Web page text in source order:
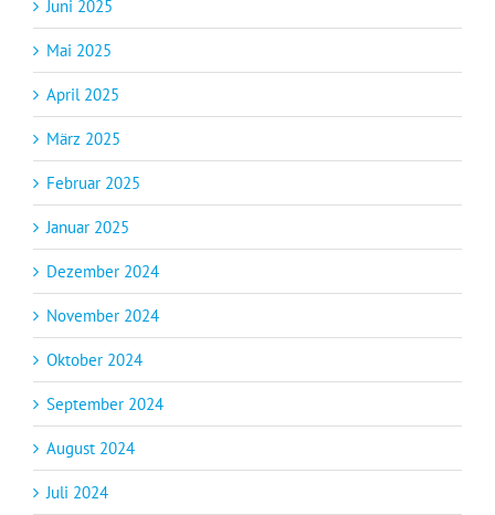
Juni 2025
Mai 2025
April 2025
März 2025
Februar 2025
Januar 2025
Dezember 2024
November 2024
Oktober 2024
September 2024
August 2024
Juli 2024